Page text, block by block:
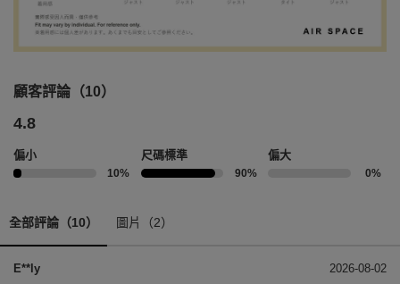
顧客評論（10）
4.8
偏小
10%
尺碼標準
90%
偏大
0%
全部評論（10） 圖片（2）
E**ly 2026-08-02